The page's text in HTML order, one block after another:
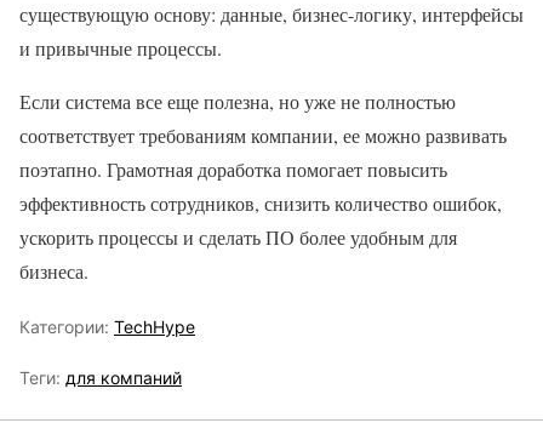
существующую основу: данные, бизнес-логику, интерфейсы
и привычные процессы.
Если система все еще полезна, но уже не полностью
соответствует требованиям компании, ее можно развивать
поэтапно. Грамотная доработка помогает повысить
эффективность сотрудников, снизить количество ошибок,
ускорить процессы и сделать ПО более удобным для
бизнеса.
Категории: TechHype
Теги: для компаний